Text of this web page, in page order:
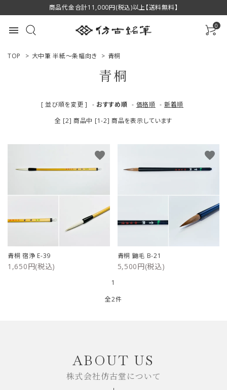
商品代金合計11,000円(税込)以上【送料無料】
menu 0
ACCOUNT MENU
プライバシーポリシー
TOP > 大中筆 半紙～条幅向き > 青桐
青桐
[ 並び順を変更 ] - おすすめ順 - 価格順 - 新着順
全 [2] 商品中 [1-2] 商品を表示しています
青桐 宿浄 E-39
1,650円(税込)
favorite
青桐 鼬毛 B-21
5,500円(税込)
favorite
1
全2件
ABOUT US
株式会社仿古堂について